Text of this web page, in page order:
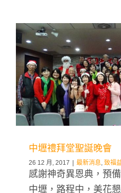
中壢禮拜堂聖誕晚會
26 12 月, 2017 最新消息, 致福
感謝神奇異恩典，預
中壢，路程中，美花